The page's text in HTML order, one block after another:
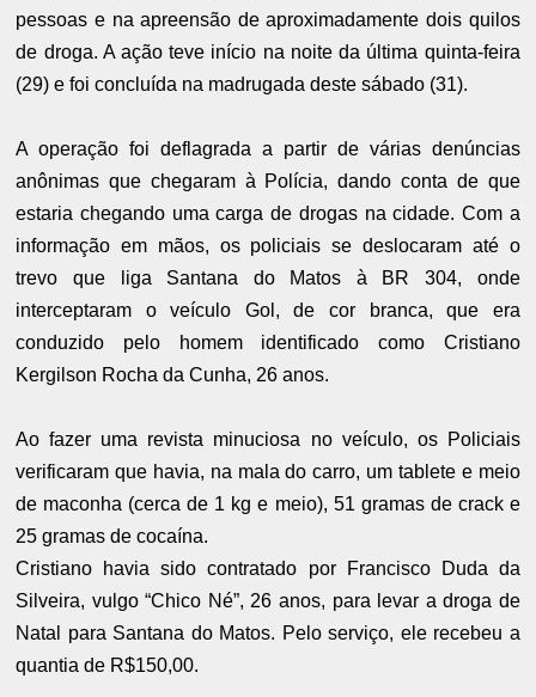
pessoas e na apreensão de aproximadamente dois quilos
de droga. A ação teve início na noite da última quinta-feira
(29) e foi concluída na madrugada deste sábado (31).
A operação foi deflagrada a partir de várias denúncias
anônimas que chegaram à Polícia, dando conta de que
estaria chegando uma carga de drogas na cidade. Com a
informação em mãos, os policiais se deslocaram até o
trevo que liga Santana do Matos à BR 304, onde
interceptaram o veículo Gol, de cor branca, que era
conduzido pelo homem identificado como Cristiano
Kergilson Rocha da Cunha, 26 anos.
Ao fazer uma revista minuciosa no veículo, os Policiais
verificaram que havia, na mala do carro, um tablete e meio
de maconha (cerca de 1 kg e meio), 51 gramas de crack e
25 gramas de cocaína.
Cristiano havia sido contratado por Francisco Duda da
Silveira, vulgo “Chico Né”, 26 anos, para levar a droga de
Natal para Santana do Matos. Pelo serviço, ele recebeu a
quantia de R$150,00.